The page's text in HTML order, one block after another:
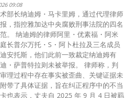
09:08
部长纳迪姆・马卡里姆，通过代理律师
，指控雅加达中央腐败刑事法院的四名
・阿米
长普尔万托・S・阿卜杜拉及三名成员
安托斯，他们此前一致裁定纳迪姆有
特拉则未被举报。 律师称，判
理过程中存在事实被歪曲、关键证据未
带了具体证据，旨在纠正程序中的不当
也表示，丈夫自 2025 年 9 月 4 日被羁